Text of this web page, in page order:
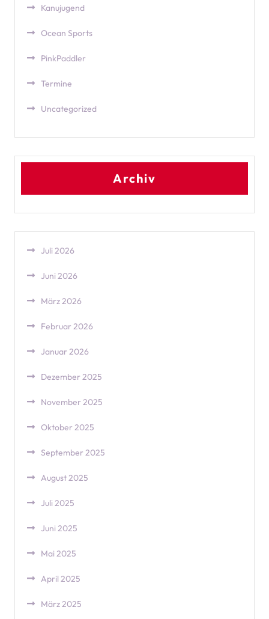
Kanujugend
Ocean Sports
PinkPaddler
Termine
Uncategorized
Archiv
Juli 2026
Juni 2026
März 2026
Februar 2026
Januar 2026
Dezember 2025
November 2025
Oktober 2025
September 2025
August 2025
Juli 2025
Juni 2025
Mai 2025
April 2025
März 2025